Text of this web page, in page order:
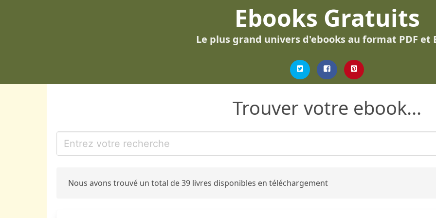
Ebooks Gratuits
Le plus grand univers d'ebooks au format PDF et
Trouver votre ebook...
Nous avons trouvé un total de 39 livres disponibles en téléchargement